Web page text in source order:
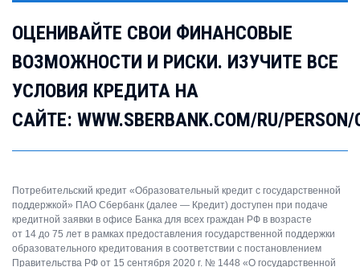
ОЦЕНИВАЙТЕ СВОИ ФИНАНСОВЫЕ
ВОЗМОЖНОСТИ И РИСКИ. ИЗУЧИТЕ ВСЕ
УСЛОВИЯ КРЕДИТА НА
САЙТЕ: WWW.SBERBANK.COM/RU/
Потребительский кредит «Образовательный кредит с государственной
поддержкой» ПАО Сбербанк (далее — Кредит) доступен при подаче
кредитной заявки в офисе Банка для всех граждан РФ в возрасте
от 14 до 75 лет в рамках предоставления государственной поддержки
образовательного кредитования в соответствии с постановлением
Правительства РФ от 15 сентября 2020 г. № 1448 «О государственной